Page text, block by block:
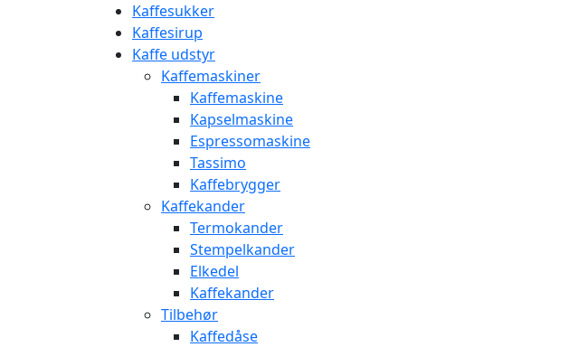
Kaffesukker
Kaffesirup
Kaffe udstyr
Kaffemaskiner
Kaffemaskine
Kapselmaskine
Espressomaskine
Tassimo
Kaffebrygger
Kaffekander
Termokander
Stempelkander
Elkedel
Kaffekander
Tilbehør
Kaffedåse